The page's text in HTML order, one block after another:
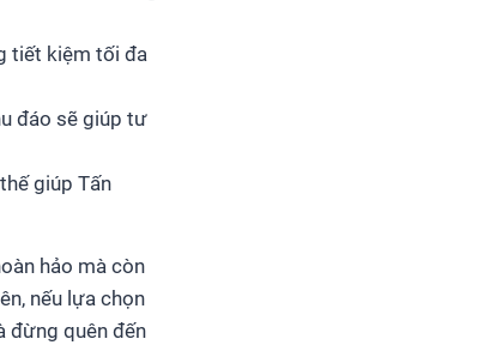
tiết kiệm tối đa
đáo sẽ giúp tư
giúp Tấn
hảo mà còn
nếu lựa chọn
đừng quên đến